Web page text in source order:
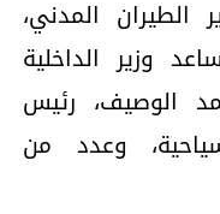
الطيران المدني،
وزير الداخلية
الوصيف، رئيس
وعدد من